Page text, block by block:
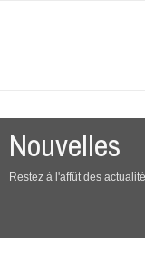
Nouvelles
Restez à l'affût des